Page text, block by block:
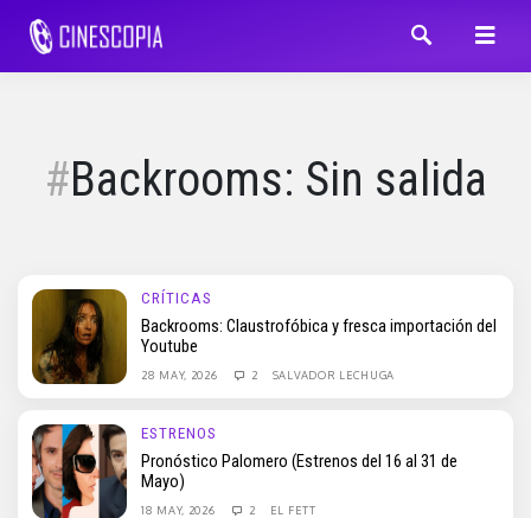
Backrooms: Sin salida
CRÍTICAS
Backrooms: Claustrofóbica y fresca importación del
Youtube
28 MAY, 2026 2 SALVADOR LECHUGA
ESTRENOS
Pronóstico Palomero (Estrenos del 16 al 31 de
Mayo)
18 MAY, 2026 2 EL FETT